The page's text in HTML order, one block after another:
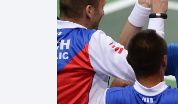
Curling
Dostihy
Florbal
Futsal
Golf